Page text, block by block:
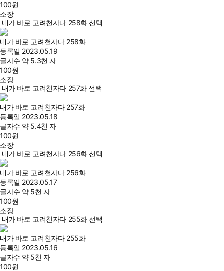
100원
소장
내가 바로 고려천자다 258화 선택
내가 바로 고려천자다 258화
등록일 2023.05.19
글자수 약 5.3천 자
100원
소장
내가 바로 고려천자다 257화 선택
내가 바로 고려천자다 257화
등록일 2023.05.18
글자수 약 5.4천 자
100원
소장
내가 바로 고려천자다 256화 선택
내가 바로 고려천자다 256화
등록일 2023.05.17
글자수 약 5천 자
100원
소장
내가 바로 고려천자다 255화 선택
내가 바로 고려천자다 255화
등록일 2023.05.16
글자수 약 5천 자
100원